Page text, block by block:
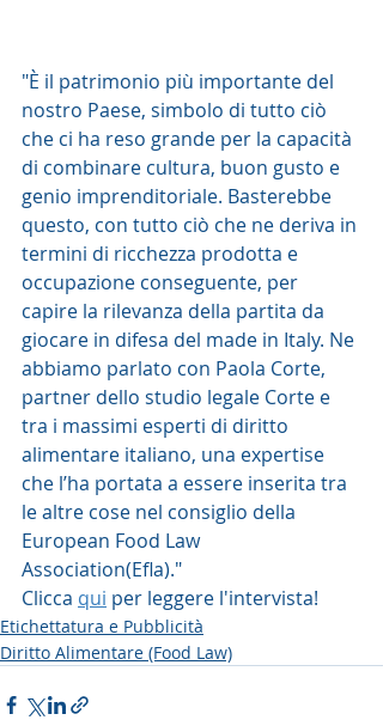
"È il patrimonio più importante del
nostro Paese, simbolo di tutto ciò
che ci ha reso grande per la capacità
di combinare cultura, buon gusto e
genio imprenditoriale. Basterebbe
questo, con tutto ciò che ne deriva in
termini di ricchezza prodotta e
occupazione conseguente, per
capire la rilevanza della partita da
giocare in difesa del made in Italy. Ne
abbiamo parlato con Paola Corte,
partner dello studio legale Corte e
tra i massimi esperti di diritto
alimentare italiano, una expertise
che l’ha portata a essere inserita tra
le altre cose nel consiglio della
European Food Law
Association(Efla)."
Clicca qui per leggere l'intervista!
Etichettatura e Pubblicità
Diritto Alimentare (Food Law)